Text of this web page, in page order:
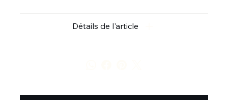
Détails de l'article